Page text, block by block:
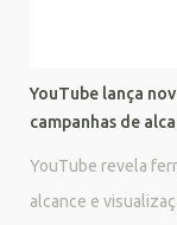
YouTube lança
campanhas de
YouTube revela
alcance e